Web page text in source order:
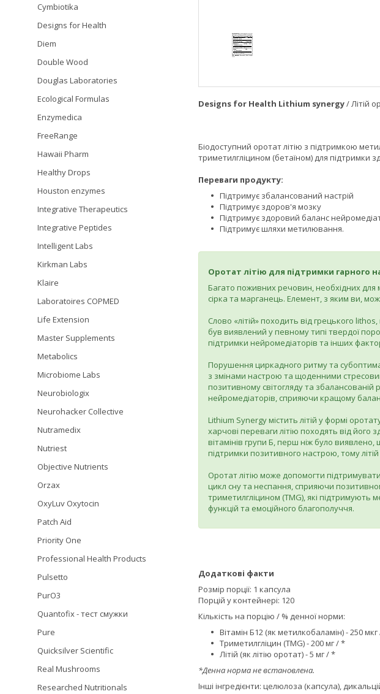
Designs for Health Lithium synergy/ Літій
Біодоступний оротат літію з підтримкою
триметилгліцином (бетаїном) для підтримки
Переваги продукту:
Підтримує збалансований настрій
Підтримує здоров'я мозку
Підтримує здоровий баланс
Підтримує шляхи метилювання.
Оротат літію для підтримки гарного
Багато поживних речовин, необхідних для
сірка та марганець. Елемент, з яким ви,
Слово «літій» походить від грецького
був виявлений у певному типі твердої
підтримки нейромедіаторів та інших
Порушення циркадного ритму та
з змінами настрою та щоденними
позитивному світогляду та збалансованій
нейромедіаторів, сприяючи кращому
Lithium Synergy містить літій у формі
харчові переваги літію походять від
вітамінів групи Б, перш ніж було
підтримки позитивного настрою, тому
Оротат літію може допомогти
цикл сну та неспання, сприяючи
триметилгліцином (TMG), які підтримують
функцій та емоційного благополуччя.
Додаткові факти
Розмір порції: 1 капсула
Порцій у контейнері: 120
Кількість на порцію / % денної норми:
Вітамін Б12 (як метилкобаламін) - 250 мкг
Триметилгліцин (TMG) - 200 мг / *
Літій (як літію оротат) - 5 мг / *
*Денна норма не встановлена.
Інші інгредієнти: целюлоза (капсула),
Cymbiotika
Designs for Health
Diem
Double Wood
Douglas Laboratories
Ecological Formulas
Enzymedica
FreeRange
Hawaii Pharm
Healthy Drops
Houston enzymes
Integrative Therapeutics
Integrative Peptides
Intelligent Labs
Kirkman Labs
Klaire
Laboratoires COPMED
Life Extension
Master Supplements
Metabolics
Microbiome Labs
Neurobiologix
Neurohacker Collective
Nutramedix
Nutriest
Objective Nutrients
Orzax
OxyLuv Oxytocin
Patch Aid
Priority One
Professional Health Products
Pulsetto
PurO3
Quantofix - тест смужки
Pure
Quicksilver Scientific
Real Mushrooms
Researched Nutritionals